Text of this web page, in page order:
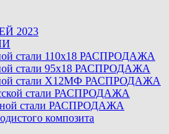
2023
стали 110х18 РАСПРОДАЖА
стали 95х18 РАСПРОДАЖА
стали Х12МФ РАСПРОДАЖА
стали РАСПРОДАЖА
стали РАСПРОДАЖА
композита